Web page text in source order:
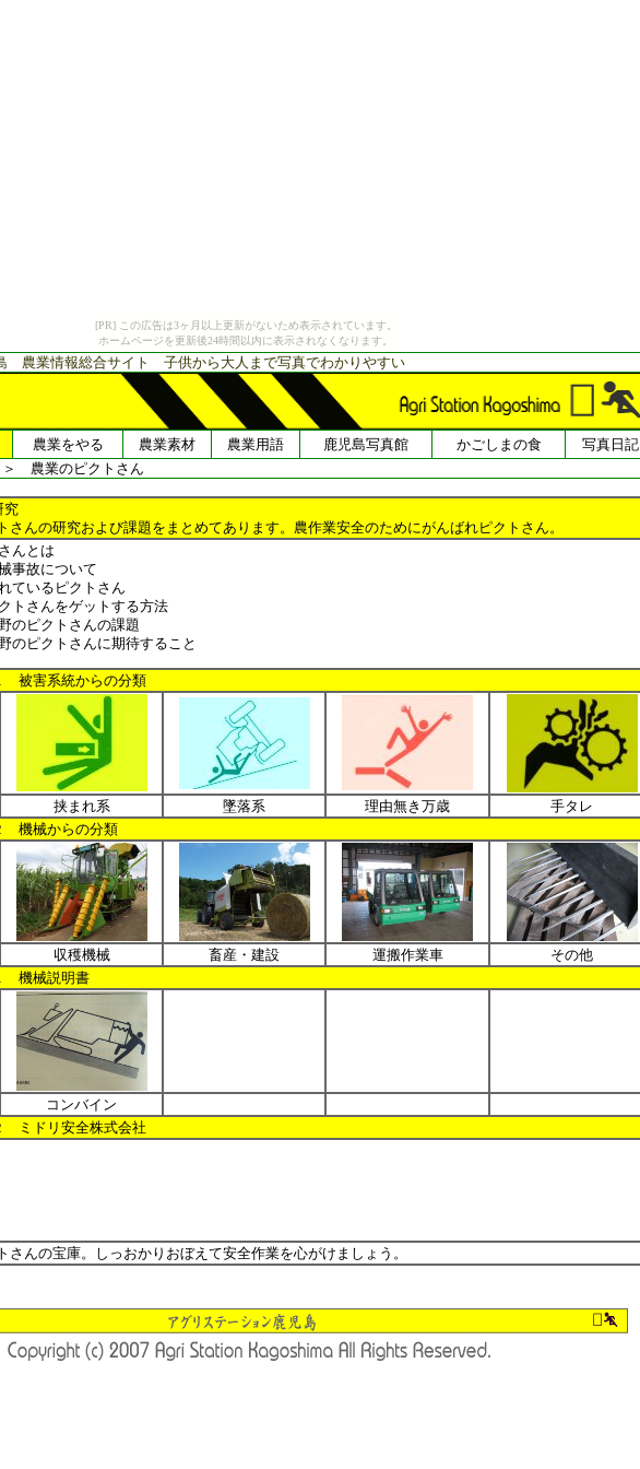
[PR] この広告は3ヶ月以上更新がないため表示されています。
ホームページを更新後24時間以内に表示されなくなります。
農業情報総合サイト 子供から大人まで写真でわかりやすい
農業をやる 農業素材 農業用語 鹿児島写真館 かごしまの食
写真日記
農業のピクトさん
究
研究および課題をまとめてあります。農作業安全のためにがんばれピクトさん。
んとは
事故について
ているピクトさん
トさんをゲットする方法
のピクトさんの課題
のピクトさんに期待すること
被害系統からの分類
挟まれ系 墜落系 理由無き万歳
手タレ
機械からの分類
収穫機械 畜産・建設 運搬作業車
その他
機械説明書
コンバイン
ミドリ安全株式会社
さんの宝庫。しっおかりおぼえて安全作業を心がけましょう。